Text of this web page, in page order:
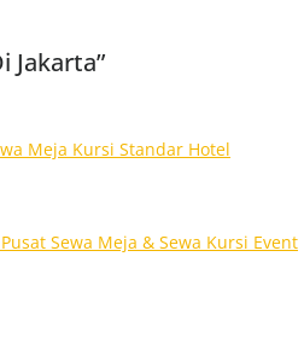
Jakarta”
Meja Kursi Standar Hotel
Sewa Meja & Sewa Kursi Event